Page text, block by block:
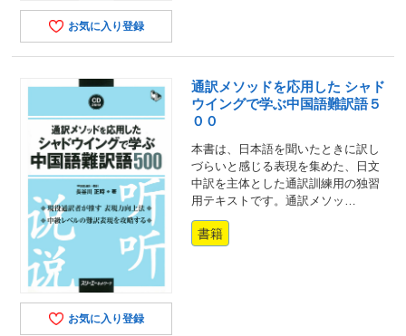
お気に入り登録
お気に入り登録
通訳メソッドを応用した シャド
ウイングで学ぶ中国語難訳語５
００
本書は、日本語を聞いたときに訳し
づらいと感じる表現を集めた、日文
中訳を主体とした通訳訓練用の独習
用テキストです。通訳メソッ…
書籍